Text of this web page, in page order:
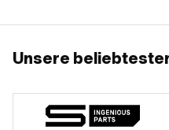
Unsere